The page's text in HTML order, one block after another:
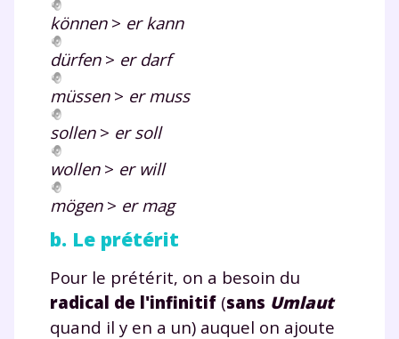
können> er kann
dürfen> er darf
müssen> er muss
sollen> er soll
wollen> er will
mögen> er mag
b. Le prétérit
Pour le prétérit, on a besoin du
radical de l'infinitif (sans Umlaut
quand il y en a un) auquel on ajoute